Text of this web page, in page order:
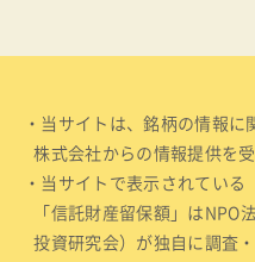
・当サイトは、銘柄の情報
株式会社からの情報提供を受
・当サイトで表示されている
「信託財産留保額」はNPO
投資研究会）が独自に調査